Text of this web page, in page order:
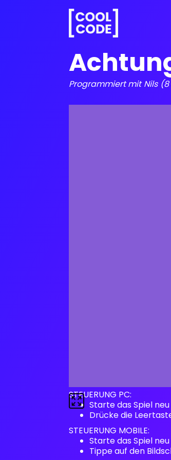
Programmiert mit Nils
STEUERUNG PC:
Starte das Spiel
Drücke die
STEUERUNG MOBILE:
Starte das Spiel
Tippe auf den